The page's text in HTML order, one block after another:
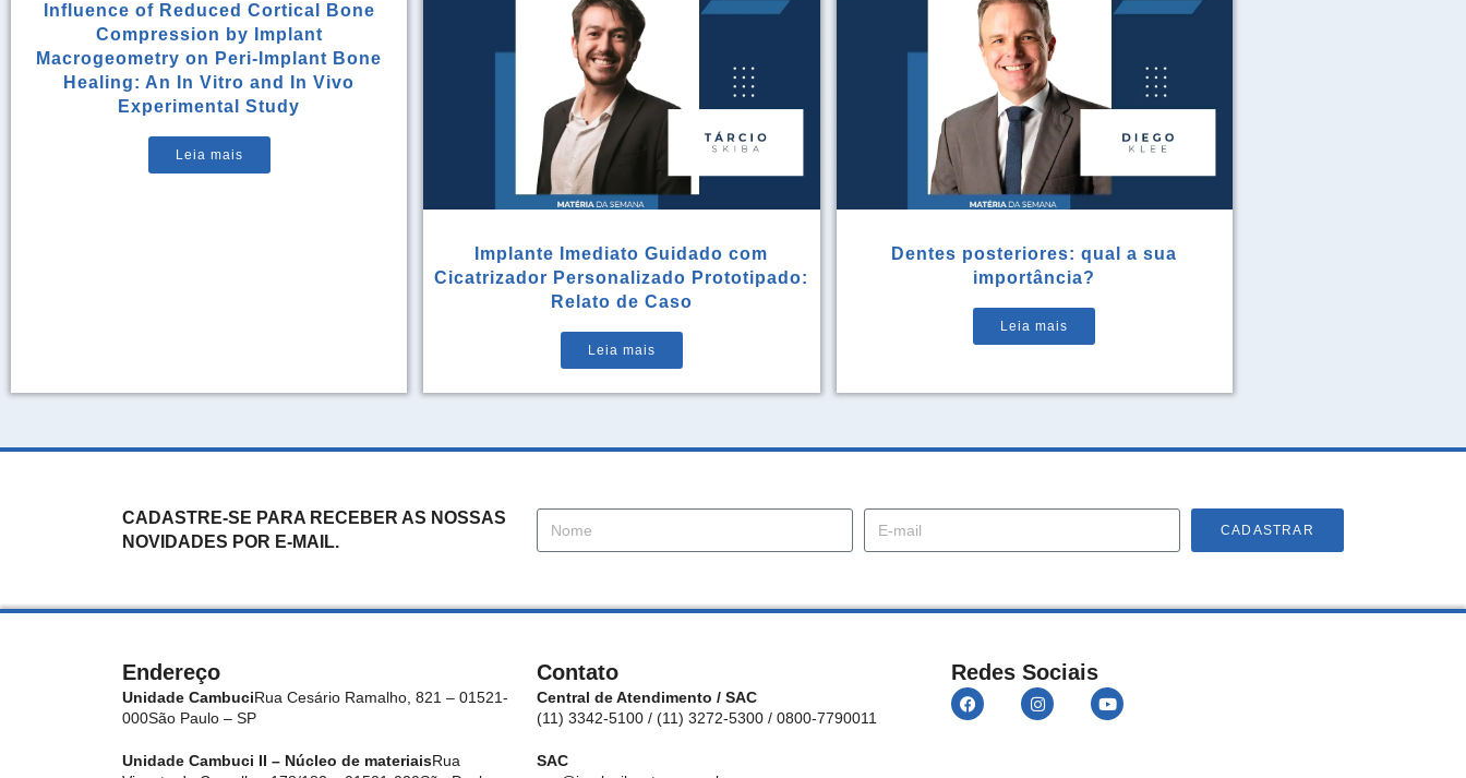
Influence of Reduced Cortical Bone
Compression by Implant
Macrogeometry on Peri-Implant Bone
Healing: An In Vitro and In Vivo
Experimental Study
Leia mais
Implante Imediato Guidado com
Cicatrizador Personalizado Prototipado:
Relato de Caso
Leia mais
Dentes posteriores: qual a sua
importância?
Leia mais
CADASTRE-SE PARA RECEBER AS NOSSAS
NOVIDADES POR E-MAIL.
CADASTRAR
Endereço
Unidade CambuciRua Cesário Ramalho, 821 – 01521-
000São Paulo – SP
Unidade Cambuci II – Núcleo de materiaisRua
Contato
Central de Atendimento / SAC
(11) 3342-5100 / (11) 3272-5300 / 0800-7790011
SAC
Redes Sociais